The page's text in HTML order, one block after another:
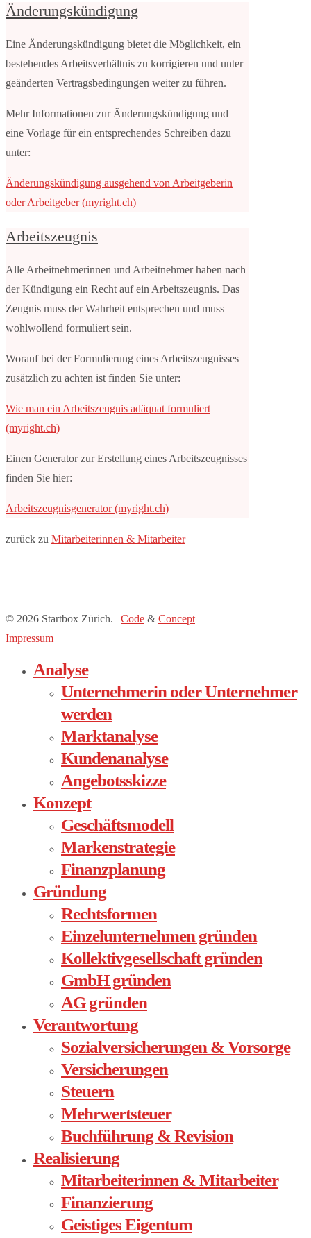
Änderungskündigung
Eine Änderungskündigung bietet die Möglichkeit, ein
bestehendes Arbeitsverhältnis zu korrigieren und unter
geänderten Vertragsbedingungen weiter zu führen.
Mehr Informationen zur Änderungskündigung und
eine Vorlage für ein entsprechendes Schreiben dazu
unter:
Änderungskündigung ausgehend von Arbeitgeberin
oder Arbeitgeber (myright.ch)
Arbeitszeugnis
Alle Arbeitnehmerinnen und Arbeitnehmer haben nach
der Kündigung ein Recht auf ein Arbeitszeugnis. Das
Zeugnis muss der Wahrheit entsprechen und muss
wohlwollend formuliert sein.
Worauf bei der Formulierung eines Arbeitszeugnisses
zusätzlich zu achten ist finden Sie unter:
Wie man ein Arbeitszeugnis adäquat formuliert
(myright.ch)
Einen Generator zur Erstellung eines Arbeitszeugnisses
finden Sie hier:
Arbeitszeugnisgenerator (myright.ch)
zurück zu Mitarbeiterinnen & Mitarbeiter
© 2026 Startbox Zürich. | Code & Concept |
Impressum
Close
Analyse
Unternehmerin oder Unternehmer
werden
Marktanalyse
Kundenanalyse
Angebotsskizze
Konzept
Geschäftsmodell
Markenstrategie
Finanzplanung
Gründung
Rechtsformen
Einzelunternehmen gründen
Kollektivgesellschaft gründen
GmbH gründen
AG gründen
Verantwortung
Sozialversicherungen & Vorsorge
Versicherungen
Steuern
Mehrwertsteuer
Buchführung & Revision
Realisierung
Mitarbeiterinnen & Mitarbeiter
Finanzierung
Geistiges Eigentum